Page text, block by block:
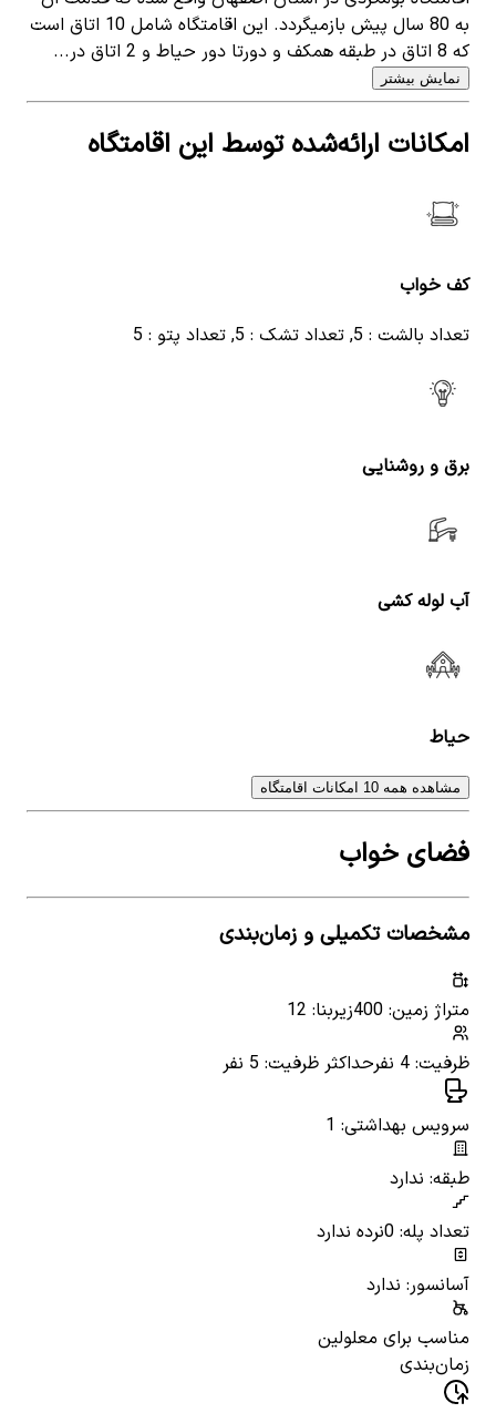
به 80 سال پیش بازمیگردد. این اقامتگاه شامل 10 اتاق است
که 8 اتاق در طبقه همکف و دورتا دور حیاط و 2 اتاق در...
نمایش بیشتر
امکانات ارائه‌شده توسط این اقامتگاه
کف خواب
تعداد بالشت : 5, تعداد تشک : 5, تعداد پتو : 5
برق و روشنایی
آب لوله کشی
حیاط
مشاهده همه 10 امکانات اقامتگاه
فضای خواب
مشخصات تکمیلی و زمان‌بندی
متراژ زمین: 400
زیربنا: 12
ظرفیت: 4 نفر
حداکثر ظرفیت: 5 نفر
سرویس بهداشتی: 1
طبقه: ندارد
تعداد پله: 0
نرده ندارد
آسانسور: ندارد
مناسب برای معلولین
زمان‌بندی